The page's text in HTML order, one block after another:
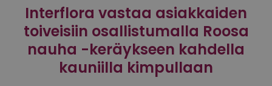
Interflora vastaa asiakkaiden
toiveisiin osallistumalla Roosa
nauha -keräykseen kahdella
kauniilla kimpullaan